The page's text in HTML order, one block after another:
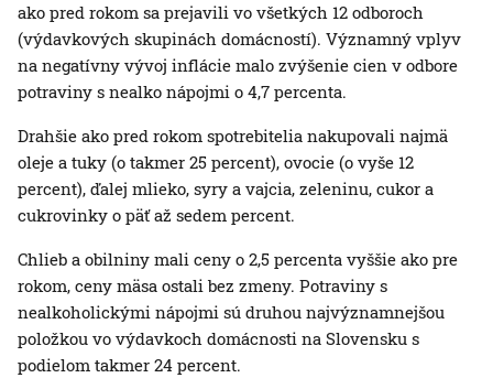
ako pred rokom sa prejavili vo všetkých 12 odboroch
(výdavkových skupinách domácností). Významný vplyv
na negatívny vývoj inflácie malo zvýšenie cien v odbore
potraviny s nealko nápojmi o 4,7 percenta.
Drahšie ako pred rokom spotrebitelia nakupovali najmä
oleje a tuky (o takmer 25 percent), ovocie (o vyše 12
percent), ďalej mlieko, syry a vajcia, zeleninu, cukor a
cukrovinky o päť až sedem percent.
Chlieb a obilniny mali ceny o 2,5 percenta vyššie ako pre
rokom, ceny mäsa ostali bez zmeny. Potraviny s
nealkoholickými nápojmi sú druhou najvýznamnejšou
položkou vo výdavkoch domácnosti na Slovensku s
podielom takmer 24 percent.